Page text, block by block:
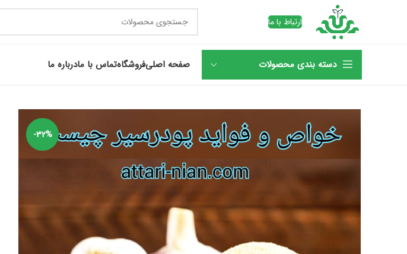
ارتباط با ما
دسته بندی محصولات صفحه اصلیفروشگاهتماس با مادرباره ما
-32%